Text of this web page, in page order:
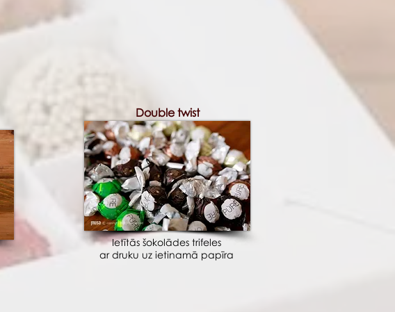
Double twist
Ietītās šokolādes trifeles
ar druku uz ietinamā papīra